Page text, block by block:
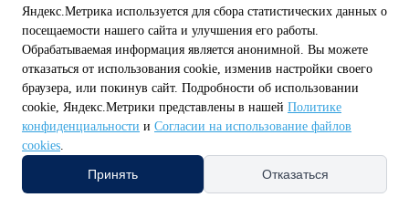
Вы принимаете условияполитики в отношении обработки
персональных данныхипользовательского
соглашения каждый раз, когда оставляете свои данные в
любой форме обратной связи на сайте tt46.ru
© 2004 — 2026 ООО Теплотехника. Все права защищены
Политика в отношении файлов cookie Политика
конфиденциальности Согласие на обработку персональных
Сделано в
Яндекс.Метрика используется для сбора статистических данных о
посещаемости нашего сайта и улучшения его работы.
Обрабатываемая информация является анонимной. Вы можете
отказаться от использования cookie, изменив настройки своего
браузера, или покинув сайт. Подробности об использовании
cookie, Яндекс.Метрики представлены в нашей Политике
конфиденциальности и Согласии на использование файлов
cookies.
Принять Отказаться